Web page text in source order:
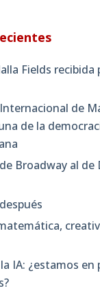
Fields recibida
de
de la
Broadway al de
IA: ¿estamos en